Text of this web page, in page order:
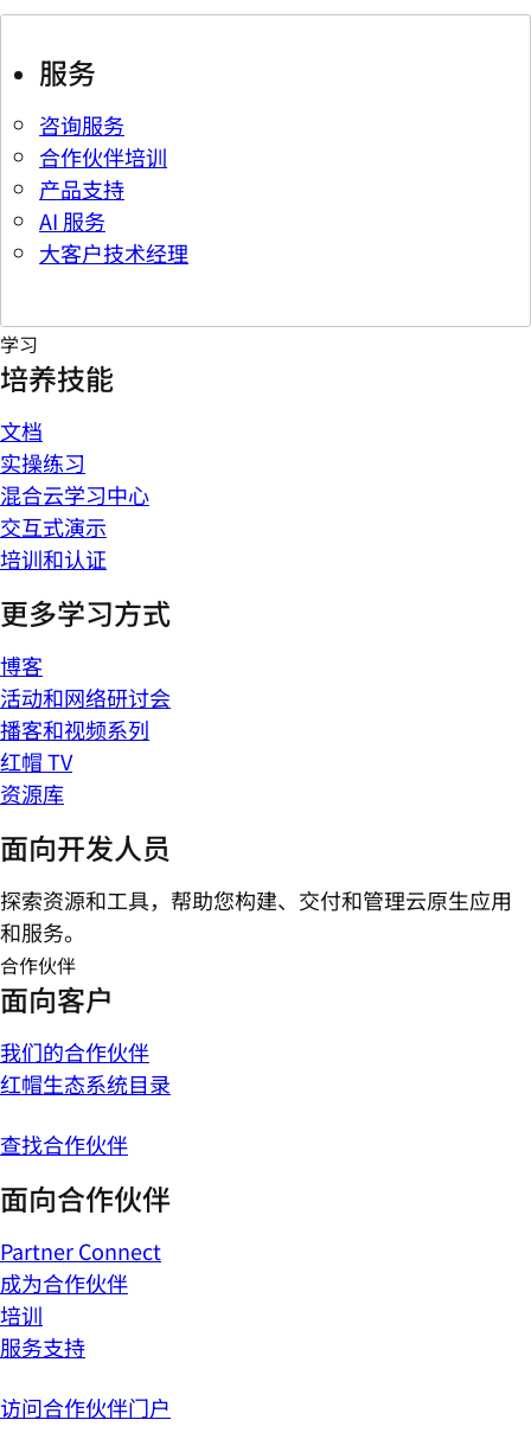
服务
咨询服务
合作伙伴培训
产品支持
AI 服务
大客户技术经理
学习
培养技能
文档
实操练习
混合云学习中心
交互式演示
培训和认证
更多学习方式
博客
活动和网络研讨会
播客和视频系列
红帽 TV
资源库
面向开发人员
探索资源和工具，帮助您构建、交付和管理云原生应用
和服务。
合作伙伴
面向客户
我们的合作伙伴
红帽生态系统目录
查找合作伙伴
面向合作伙伴
Partner Connect
成为合作伙伴
培训
服务支持
访问合作伙伴门户